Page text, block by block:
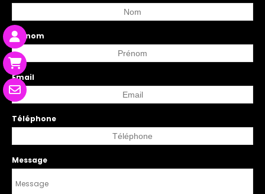
Prénom
Email
Téléphone
Message